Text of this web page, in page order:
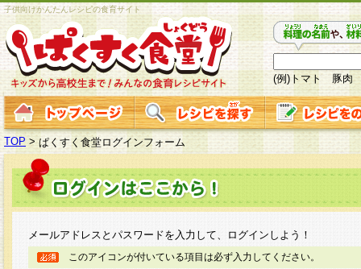
子供向けかんたんレシピの食育サイト
(例)トマト 豚肉
TOP > ぱくすく食堂ログインフォーム
メールアドレスとパスワードを入力して、ログインしよう！
このアイコンが付いている項目は必ず入力してください。